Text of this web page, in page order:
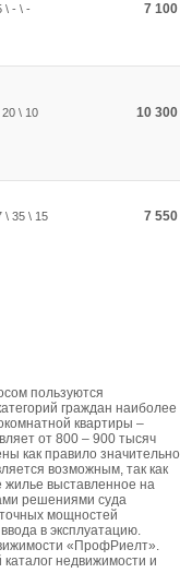
\ - \ - 7 100
20 \ 10 10 300
\ 35 \ 15 7 550
пользуются
граждан наиболее
квартиры –
от 800 – 900 тысяч
как правило значительно
возможным, так как
выставленное на
решениями суда
мощностей
в эксплуатацию.
«ПрофРиелт».
недвижимости и